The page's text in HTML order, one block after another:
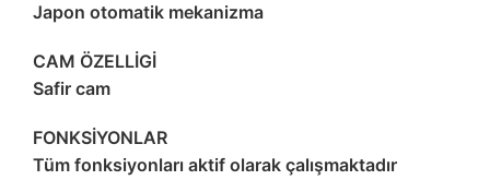
Japon otomatik mekanizma
CAM ÖZELLİGİ
Safir cam
FONKSİYONLAR
Tüm fonksiyonları aktif olarak çalışmaktadır